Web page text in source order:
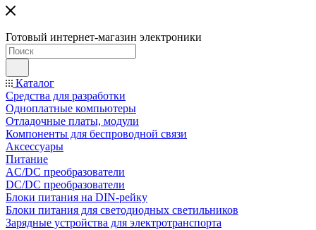
Готовый интернет-магазин электроники
Каталог
Средства для разработки
Одноплатные компьютеры
Отладочные платы, модули
Компоненты для беспроводной связи
Аксессуары
Питание
AC/DC преобразователи
DC/DC преобразователи
Блоки питания на DIN-рейку
Блоки питания для светодиодных светильников
Зарядные устройства для электротранспорта